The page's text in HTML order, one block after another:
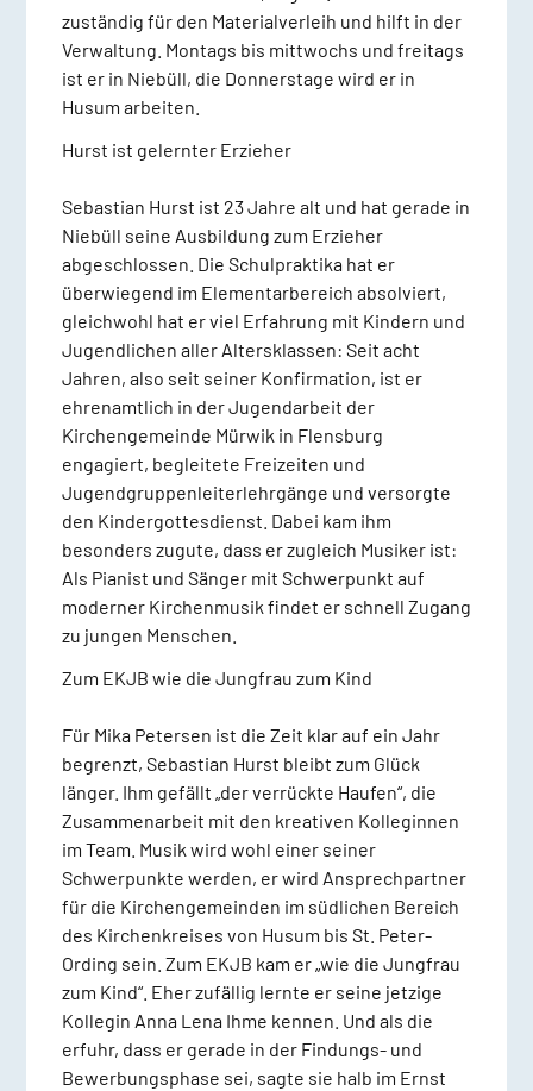
zuständig für den Materialverleih und hilft in der
Verwaltung. Montags bis mittwochs und freitags
ist er in Niebüll, die Donnerstage wird er in
Husum arbeiten.
Hurst ist gelernter Erzieher
Sebastian Hurst ist 23 Jahre alt und hat gerade in
Niebüll seine Ausbildung zum Erzieher
abgeschlossen. Die Schulpraktika hat er
überwiegend im Elementarbereich absolviert,
gleichwohl hat er viel Erfahrung mit Kindern und
Jugendlichen aller Altersklassen: Seit acht
Jahren, also seit seiner Konfirmation, ist er
ehrenamtlich in der Jugendarbeit der
Kirchengemeinde Mürwik in Flensburg
engagiert, begleitete Freizeiten und
Jugendgruppenleiterlehrgänge und versorgte
den Kindergottesdienst. Dabei kam ihm
besonders zugute, dass er zugleich Musiker ist:
Als Pianist und Sänger mit Schwerpunkt auf
moderner Kirchenmusik findet er schnell Zugang
zu jungen Menschen.
Zum EKJB wie die Jungfrau zum Kind
Für Mika Petersen ist die Zeit klar auf ein Jahr
begrenzt, Sebastian Hurst bleibt zum Glück
länger. Ihm gefällt „der verrückte Haufen“, die
Zusammenarbeit mit den kreativen Kolleginnen
im Team. Musik wird wohl einer seiner
Schwerpunkte werden, er wird Ansprechpartner
für die Kirchengemeinden im südlichen Bereich
des Kirchenkreises von Husum bis St. Peter-
Ording sein. Zum EKJB kam er „wie die Jungfrau
zum Kind“. Eher zufällig lernte er seine jetzige
Kollegin Anna Lena Ihme kennen. Und als die
erfuhr, dass er gerade in der Findungs- und
Bewerbungsphase sei, sagte sie halb im Ernst